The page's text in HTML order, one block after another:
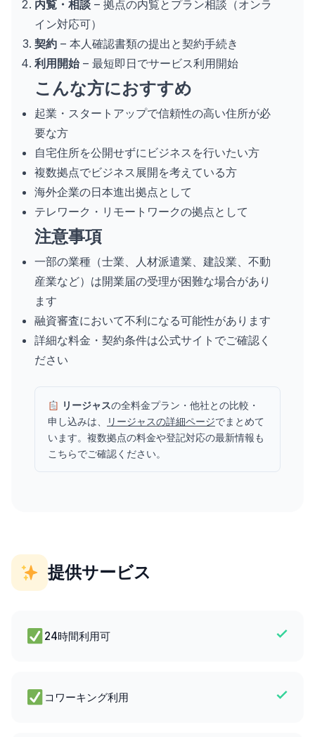
内覧・相談 – 拠点の内覧とプラン相談（オンラ
イン対応可）
契約 – 本人確認書類の提出と契約手続き
利用開始– 最短即日でサービス利用開始
こんな方におすすめ
起業・スタートアップで信頼性の高い住所が必
要な方
自宅住所を公開せずにビジネスを行いたい方
複数拠点でビジネス展開を考えている方
海外企業の日本進出拠点として
テレワーク・リモートワークの拠点として
注意事項
一部の業種（士業、人材派遣業、建設業、不動
産業など）は開業届の受理が困難な場合があり
ます
融資審査において不利になる可能性があります
詳細な料金・契約条件は公式サイトでご確認く
ださい
リージャスの全料金プラン・他社との比較・
申し込みは、
リージャスの詳細ページでまとめて
います。複数拠点の料金や登記対応の最新情報も
こちらでご確認ください。
提供サービス
24時間利用可
コワーキング利用